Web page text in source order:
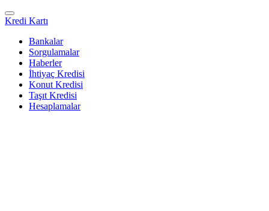
Kredi Kartı
Bankalar
Sorgulamalar
Haberler
İhtiyaç Kredisi
Konut Kredisi
Taşıt Kredisi
Hesaplamalar